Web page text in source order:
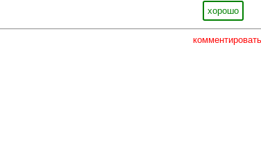
хорошо
комментировать